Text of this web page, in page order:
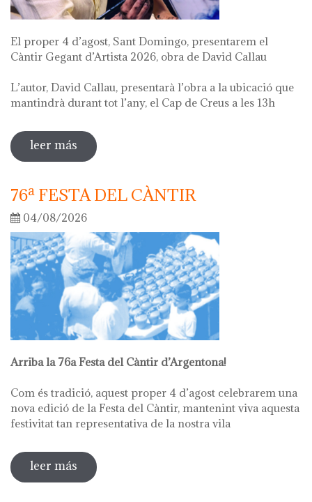
El proper 4 d’agost, Sant Domingo, presentarem el
Càntir Gegant d’Artista 2026, obra de David Callau
L’autor, David Callau, presentarà l’obra a la ubicació que
mantindrà durant tot l’any, el Cap de Creus a les 13h
leer más sobre presentació càntir gegant d'artista
76ª FESTA DEL CÀNTIR
04/08/2026
Arriba la 76a Festa del Càntir d’Argentona!
Com és tradició, aquest proper 4 d’agost celebrarem una
nova edició de la Festa del Càntir, mantenint viva aquesta
festivitat tan representativa de la nostra vila
leer más sobre 76ª festa del càntir